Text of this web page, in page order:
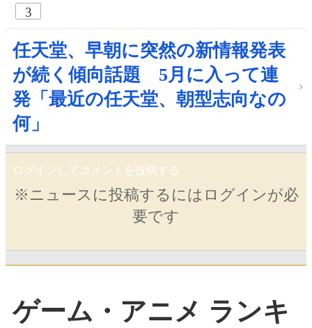
3
任天堂、早朝に突然の新情報発表
が続く傾向話題 5月に入って連
発「最近の任天堂、朝型志向なの
何」
ログインしてコメントを投稿する
※ニュースに投稿するにはログインが必
要です
ゲーム・アニメ ランキ